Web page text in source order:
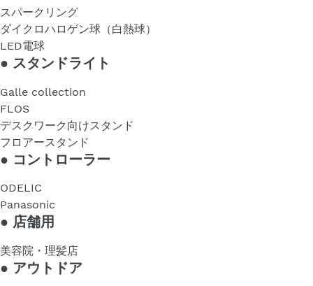
スパークリング
ダイクロハロゲン球（白熱球）
LED電球
● スタンドライト
Galle collection
FLOS
デスクワーク向けスタンド
フロアースタンド
● コントローラー
ODELIC
Panasonic
● 店舗用
美容院・理髪店
● アウトドア